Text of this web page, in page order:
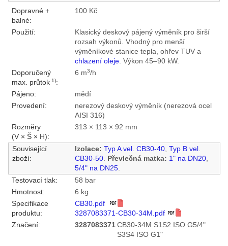
Dopravné +
balné:
100 Kč
Použití:
Klasický deskový pájený výměník pro širší
rozsah výkonů. Vhodný pro menší
výměníkové stanice tepla, ohřev TUV a
chlazení oleje. Výkon 45–90 kW.
Doporučený
max. průtok1):
6 m3/h
Pájeno:
mědí
Provedení:
nerezový deskový výměník (nerezová ocel
AISI 316)
Rozměry
(V × Š × H):
313 × 113 × 92 mm
Související
zboží:
Izolace: Typ A vel. CB30-40, Typ B vel.
CB30-50. Převlečná matka: 1" na DN20,
5/4" na DN25.
Testovací tlak:
58 bar
Hmotnost:
6 kg
Specifikace
produktu:
CB30.pdf
3287083371-CB30-34M.pdf
Značení:
3287083371 CB30-34M S1S2 ISO G5/4"
S3S4 ISO G1"